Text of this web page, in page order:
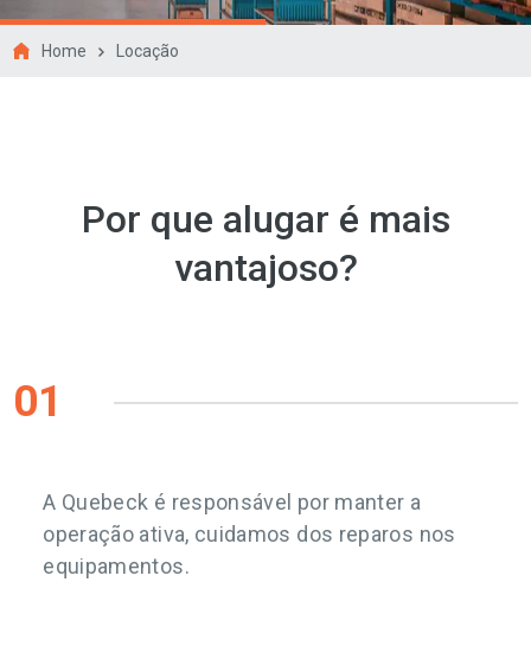
Home Locação
Por que alugar é mais
vantajoso?
01
A Quebeck é responsável por manter a
operação ativa, cuidamos dos reparos nos
equipamentos.